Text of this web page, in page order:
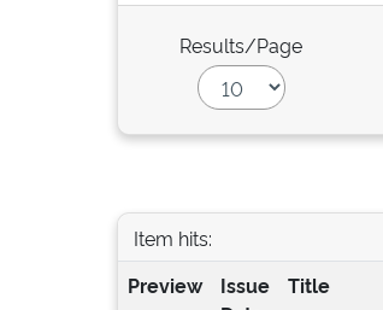
Results/Page
Item hits:
Preview
Issue
Title